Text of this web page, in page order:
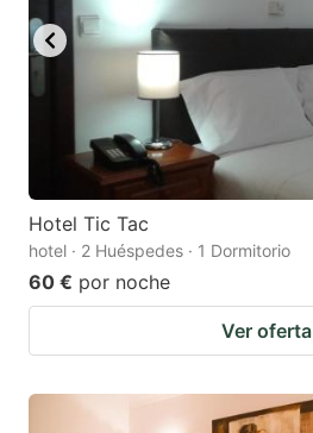
Hotel Tic Tac
hotel · 2 Huéspedes · 1 Dormitorio
60 € por noche
Ver oferta